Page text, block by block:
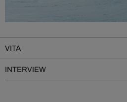
VITA
INTERVIEW